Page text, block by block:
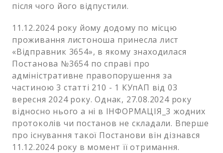
після чого його відпустили.
11.12.2024 року йому додому по місцю
проживання листоноша принесла лист
«Відправник 3654», в якому знаходилася
Постанова №3654 по справі про
адміністративне правопорушення за
частиною 3 статті 210 - 1 КУпАП від 03
вересня 2024 року. Однак, 27.08.2024 року
відносно нього а ні в ІНФОРМАЦІЯ_3 жодних
протоколів чи постанов не складали. Вперше
про існування такої Постанови він дізнався
11.12.2024 року в момент її отримання.